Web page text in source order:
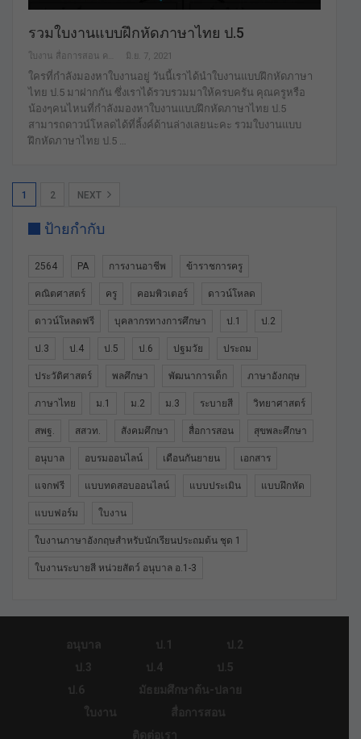
รวมใบงานแบบฝึกหัดภาษาไทย ป.5
มิ.ย. 7, 2021
ใครที่กำลังมองหาใบงานอยู่ วันนี้เราได้นำใบงานแบบฝึกหัดภาษา
ไทย ป.5 มาฝากกัน ซึ่งเราได้รวบรวมมาให้ครบครัน คุณครูหรือ
น้องๆคนไหนที่กำลังมองหาใบงานแบบฝึกหัดภาษาไทย ป.5
สามารถดาวน์โหลดได้ที่ลิ้งค์ด้านล่างเลยนะคะ รวมใบงานแบบ
ฝึกหัดภาษาไทย ป.5 …
1 2 NEXT
ป้ายกำกับ
2564 PA การงานอาชีพ ข้าราชการครู
คณิตศาสตร์ ครู คอมพิวเตอร์ ดาวน์โหลด
ดาวน์โหลดฟรี บุคลากรทางการศึกษา ป.1 ป.2
ป.3 ป.4 ป.5 ป.6 ปฐมวัย ประถม
ประวัติศาสตร์ พลศึกษา พัฒนาการเด็ก ภาษาอังกฤษ
ภาษาไทย ม.1 ม.2 ม.3 ระบายสี วิทยาศาสตร์
สพฐ. สสวท. สังคมศึกษา สื่อการสอน สุขพละศึกษา
อนุบาล อบรมออนไลน์ เดือนกันยายน เอกสาร
แจกฟรี แบบทดสอบออนไลน์ แบบประเมิน แบบฝึกหัด
แบบฟอร์ม ใบงาน
ใบงานภาษาอังกฤษสำหรับนักเรียนประถมต้น ชุด 1
ใบงานระบายสี หน่วยสัตว์ อนุบาล อ.1-3
อนุบาล ป.1
ป.2
ป.3
ป.4
ป.5
ป.6
มัธยมศึกษาต้น-ปลาย
ใบงาน
สื่อการสอน
ติดต่อเรา